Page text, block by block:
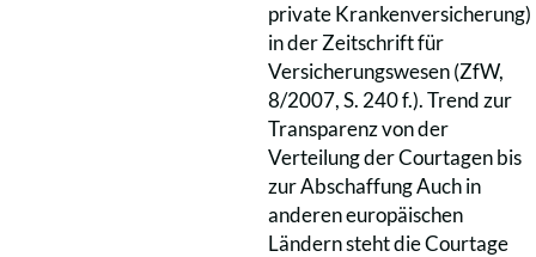
private Krankenversicherung)
in der Zeitschrift für
Versicherungswesen (ZfW,
8/2007, S. 240 f.). Trend zur
Transparenz von der
Verteilung der Courtagen bis
zur Abschaffung Auch in
anderen europäischen
Ländern steht die Courtage